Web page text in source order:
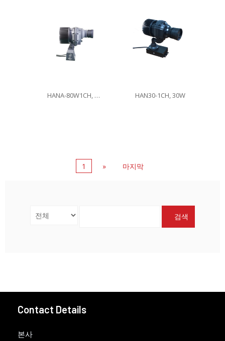
HANA-80W1CH, 80W HAN30-1CH, 30W
1 » 마지막
검색
Contact Details
본사